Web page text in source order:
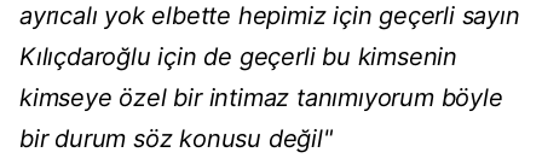
ayrıcalı yok elbette hepimiz için geçerli sayın
Kılıçdaroğlu için de geçerli bu kimsenin
kimseye özel bir intimaz tanımıyorum böyle
bir durum söz konusu değil"